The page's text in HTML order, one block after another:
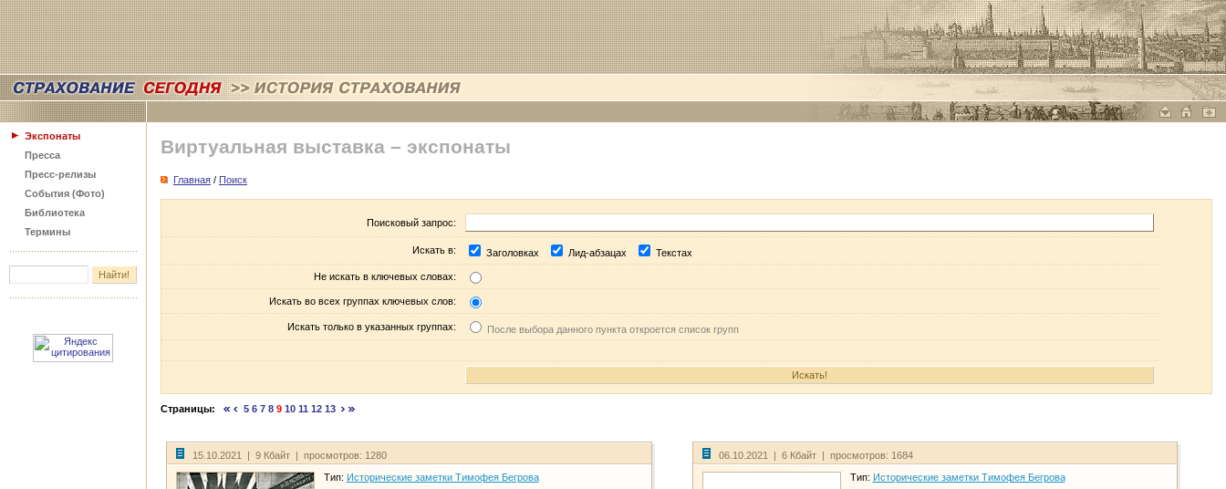
Экспонаты
Пресса
Пресс-релизы
События (Фото)
Библиотека
Термины
Виртуальная выставка – экспонаты
Главная / Поиск
Поисковый запрос:
Искать в: Заголовках Лид-абзацах Текстах
Не искать в ключевых словах:
Искать во всех группах ключевых слов:
Искать только в указанных группах: После выбора данного пункта откроется список групп
Страницы: 5 6 7 8 9 10 11 12 13
15.10.2021 | 9 Кбайт | просмотров: 1280
Тип: Исторические заметки Тимофея Бегрова
06.10.2021 | 6 Кбайт | просмотров: 1684
Тип: Исторические заметки Тимофея Бегрова